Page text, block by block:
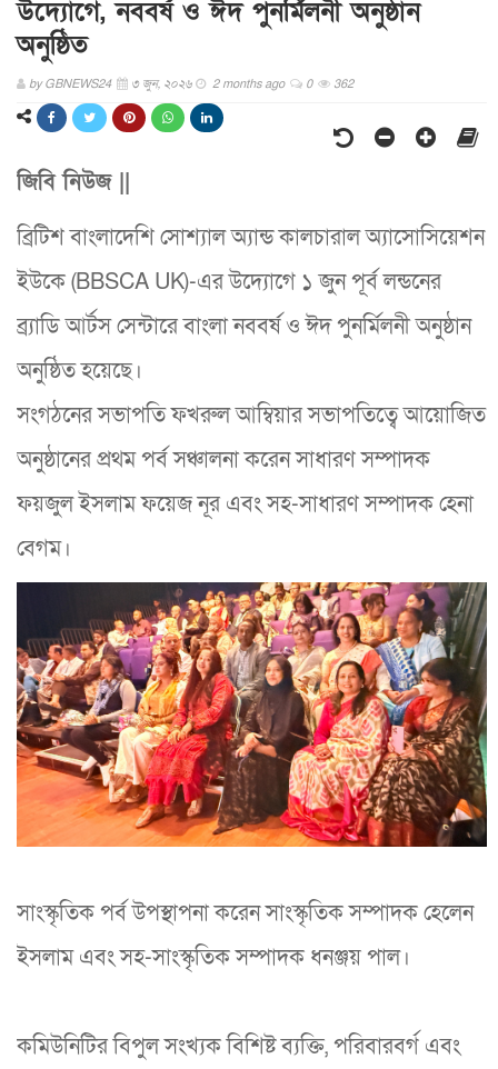
উদ্যোগে, নববর্ষ ও ঈদ পুনর্মিলনী অনুষ্ঠান
অনুষ্ঠিত
byGBNEWS24 ৩ জুন, ২০২৬ 2 months ago 0 362
জিবি নিউজ ||
ব্রিটিশ বাংলাদেশি সোশ্যাল অ্যান্ড কালচারাল অ্যাসোসিয়েশন
ইউকে (BBSCA UK)-এর উদ্যোগে ১ জুন পূর্ব লন্ডনের
ব্র্যাডি আর্টস সেন্টারে বাংলা নববর্ষ ও ঈদ পুনর্মিলনী অনুষ্ঠান
অনুষ্ঠিত হয়েছে।
সংগঠনের সভাপতি ফখরুল আম্বিয়ার সভাপতিত্বে আয়োজিত
অনুষ্ঠানের প্রথম পর্ব সঞ্চালনা করেন সাধারণ সম্পাদক
ফয়জুল ইসলাম ফয়েজ নূর এবং সহ-সাধারণ সম্পাদক হেনা
বেগম।
সাংস্কৃতিক পর্ব উপস্থাপনা করেন সাংস্কৃতিক সম্পাদক হেলেন
ইসলাম এবং সহ-সাংস্কৃতিক সম্পাদক ধনঞ্জয় পাল।
কমিউনিটির বিপুল সংখ্যক বিশিষ্ট ব্যক্তি, পরিবারবর্গ এবং